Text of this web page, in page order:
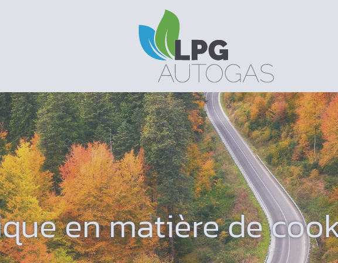
en matière de